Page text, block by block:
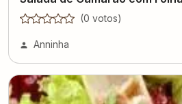
(0 votos)
Anninha